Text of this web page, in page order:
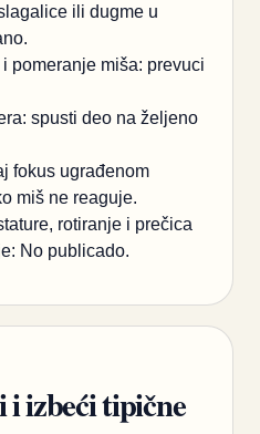
ili dugme u
pomeranje miša: prevuci
spusti deo na željeno
fokus ugrađenom
miš ne reaguje.
rotiranje i prečica
No publicado.
izbeći tipične